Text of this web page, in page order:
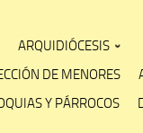
ARQUIDIÓCESIS
DE MENORES
Y PÁRROCOS